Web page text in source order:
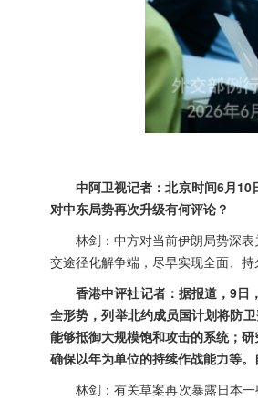
中阿卫视记者：北京时间6月
对中东局势再次升级有何评论？
林剑：中方对当前伊朗局势深
交途径化解争端，尽早实现全面、持
香港中评社记者：据报道，9日
全形势，列举北约成员国计划将防
能够抵御大规模饱和攻击的系统；
确保以年为单位的持续作战能力等
林剑：有关草案再次暴露日本